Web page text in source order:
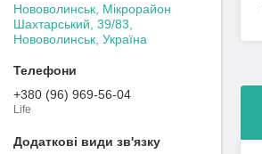
Нововолинськ, Мікрорайон
Шахтарський, 39/83,
Нововолинськ, Україна
+380 (96) 969-56-04
Life